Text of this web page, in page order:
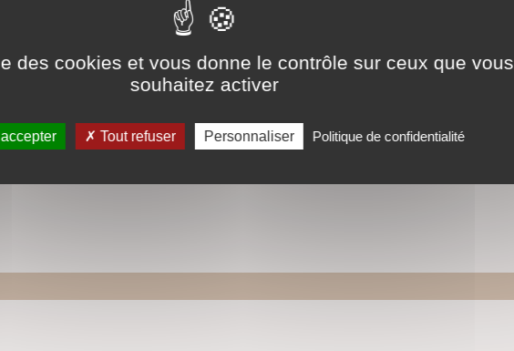
des cookies et vous donne le contrôle sur ceux que vous
souhaitez activer
Tout refuser Personnaliser Politique de confidentialité